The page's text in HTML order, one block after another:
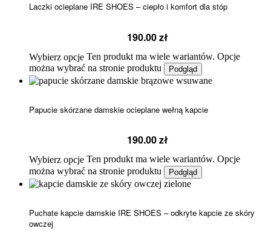
Laczki ocieplane IRE SHOES – ciepło i komfort dla stóp
190.00zł
Wybierz opcje Ten produkt ma wiele wariantów. Opcje
można wybrać na stronie produktu
Podgląd
Papucie skórzane damskie ocieplane wełną kapcie
190.00zł
Wybierz opcje Ten produkt ma wiele wariantów. Opcje
można wybrać na stronie produktu
Podgląd
Puchate kapcie damskie IRE SHOES – odkryte kapcie ze skóry
owczej